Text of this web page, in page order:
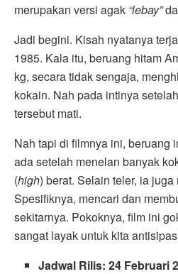
merupakan versi agak “lebay”
Jadi begini. Kisah nyatanya
1985. Kala itu, beruang hitam
kg, secara tidak sengaja,
kokain. Nah pada intinya
tersebut mati.
Nah tapi di filmnya ini, beruang
ada setelah menelan banyak
(high) berat. Selain teler, ia
Spesifiknya, mencari dan
sekitarnya. Pokoknya, film ini
sangat layak untuk kita
Jadwal Rilis: 24 Februari